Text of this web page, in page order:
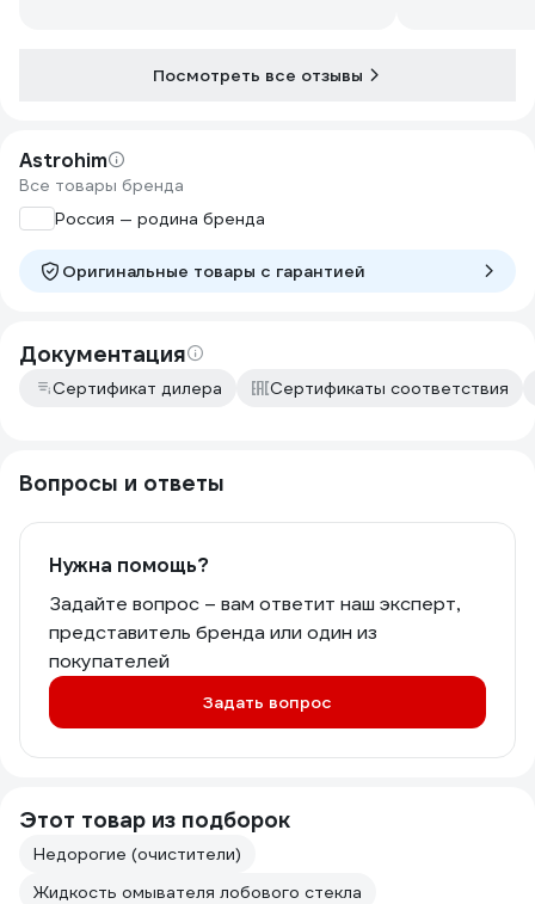
Посмотреть все отзывы
Astrohim
Все товары бренда
Россия — родина бренда
Оригинальные товары c гарантией
Документация
Сертификат дилера Сертификаты соответствия
Вопросы и ответы
Нужна помощь?
Задайте вопрос – вам ответит наш эксперт,
представитель бренда или один из
покупателей
Задать вопрос
Этот товар из подборок
Недорогие (очистители)
Жидкость омывателя лобового стекла